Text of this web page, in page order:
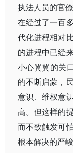
执法人员的官
在经过了一百
代化进程相对
的进程中已经
小心翼翼的关
的不断启蒙，
意识、维权意
高。但这样的
而不致触发可
根本解决的严峻